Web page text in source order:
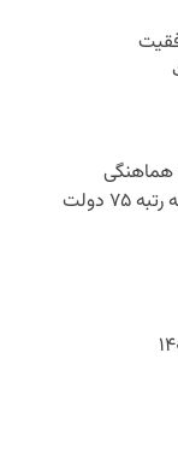
نهادی شرط رسیدن ایران به رتبه ۷۵ دولت